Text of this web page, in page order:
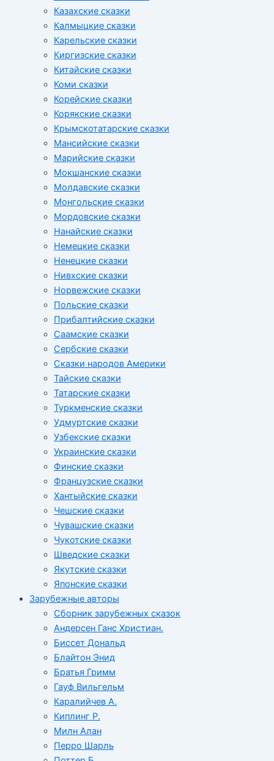
Казахские сказки
Калмыцкие сказки
Карельские сказки
Киргизские сказки
Китайские сказки
Коми сказки
Корейские сказки
Корякские сказки
Крымскотатарские сказки
Мансийские сказки
Марийские сказки
Мокшанские сказки
Молдавские сказки
Монгольские сказки
Мордовские сказки
Нанайские сказки
Немецкие сказки
Ненецкие сказки
Нивхские сказки
Норвежские сказки
Польские сказки
Прибалтийские сказки
Cаамские сказки
Сербские сказки
Сказки народов Америки
Тайские сказки
Татарские сказки
Туркменские сказки
Удмуртские сказки
Узбекские сказки
Украинские сказки
Финские сказки
Французские сказки
Хантыйские сказки
Чешские сказки
Чувашские сказки
Чукотские сказки
Шведские сказки
Якутские сказки
Японские сказки
Зарубежные авторы
Сборник зарубежных сказок
Андерсен Ганс Христиан.
Биссет Дональд
Блайтон Энид
Братья Гримм
Гауф Вильгельм
Каралийчев А.
Киплинг Р.
Милн Алан
Перро Шарль